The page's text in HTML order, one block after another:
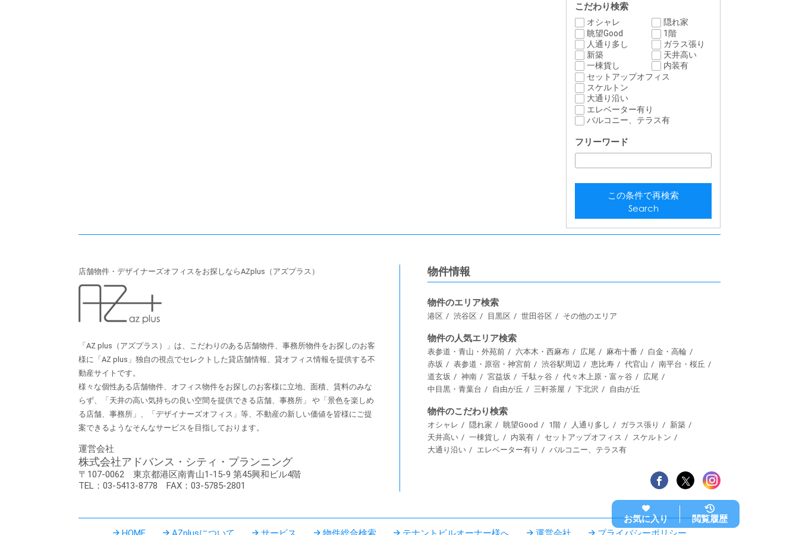
こだわり検索
オシャレ
隠れ家
眺望Good
1階
人通り多し
ガラス張り
新築
天井高い
一棟貨し
内装有
セットアップオフィス
スケルトン
大通り沿い
エレベーター有り
バルコニー、テラス有
フリーワード
この条件で再検索
Search
店舗物件・デザイナーズオフィスをお探しならAZplus（アズプラス）
「AZ plus（アズプラス）」は、こだわりのある店舗物件、事務所物件をお探しのお客
様に「AZ plus」独⾃の視点でセレクトした貸店舗情報、貸オフィス情報を提供する不
動産サイトです。
様々な個性ある店舗物件、オフィス物件をお探しのお客様に⽴地、⾯積、賃料のみな
らず、「天井の⾼い気持ちの良い空間を提供できる店舗、事務所」 や「景⾊を楽しめ
る店舗、事務所」、「デザイナーズオフィス」等、不動産の新しい価値を皆様にご提
案できるようなそんなサービスを⽬指しております。
運営会社
株式会社アドバンス・シティ・プランニング
〒107-0062 東京都港区南青山1-15-9 第45興和ビル4階
TEL：03-5413-8778
FAX：03-5785-2801
物件情報
物件のエリア検索
港区 渋谷区 目黒区 世田谷区 その他のエリア
物件の人気エリア検索
表参道・青山・外苑前 六本木・西麻布 広尾 麻布十番
白金・高輪
赤坂
表参道・原宿・神宮前 渋谷駅周辺 恵比寿 代官山
南平台・桜丘
道玄坂
神南 宮益坂 千駄ヶ谷 代々木上原・富ヶ谷
広尾
中目黒・青葉台
自由が丘 三軒茶屋 下北沢 自由が丘
物件のこだわり検索
オシャレ 隠れ家 眺望Good 1階 人通り多し ガラス張り
新築
天井高い
一棟貨し 内装有 セットアップオフィス
スケルトン
大通り沿い
エレベーター有り バルコニー、テラス有
お気に入り 閲覧履歴